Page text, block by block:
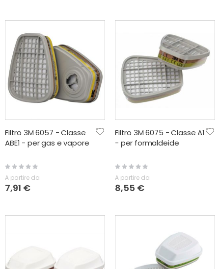
Filtro 3M 6057 - Classe
ABE1 - per gas e vapore
Rating:
A partire da
7,91 €
Filtro 3M 6075 - Classe A1
- per formaldeide
Rating:
A partire da
8,55 €